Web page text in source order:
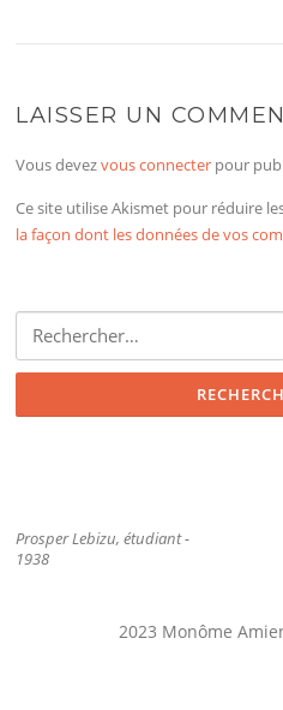
LAISSER UN
Vous devezvous connecter pour
Ce site utilise Akismet pour réduire
la façon dont les données de vos
Rechercher :
Prosper Lebizu, étudiant -
1938
2023 Monôme